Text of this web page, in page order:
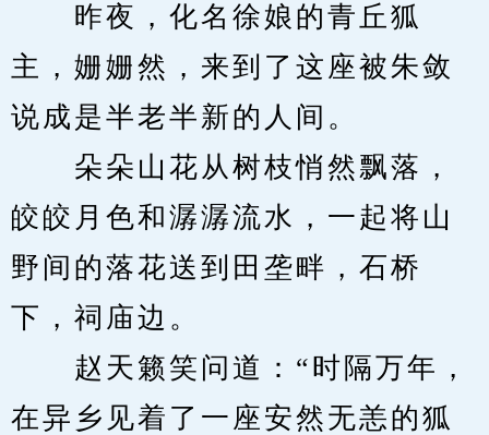
昨夜，化名徐娘的青丘狐
主，姗姗然，来到了这座被朱敛
说成是半老半新的人间。
朵朵山花从树枝悄然飘落，
皎皎月色和潺潺流水，一起将山
野间的落花送到田垄畔，石桥
下，祠庙边。
赵天籁笑问道：“时隔万年，
在异乡见着了一座安然无恙的狐